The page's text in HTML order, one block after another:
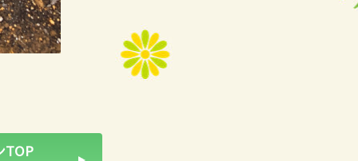
TOP